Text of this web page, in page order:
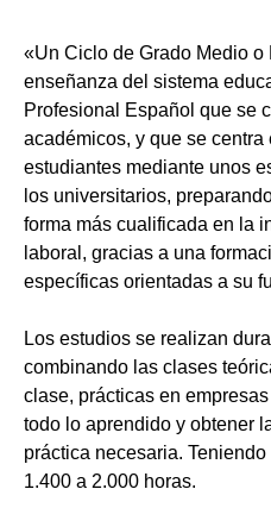
«Un Ciclo de Grado Medio o
enseñanza del sistema
Profesional Español que se
académicos, y que se centra
estudiantes mediante unos
los universitarios,
forma más cualificada en la
laboral, gracias a una
específicas orientadas a su
Los estudios se realizan
combinando las clases
clase, prácticas en
todo lo aprendido y obtener
práctica necesaria.
1.400 a 2.000 horas.